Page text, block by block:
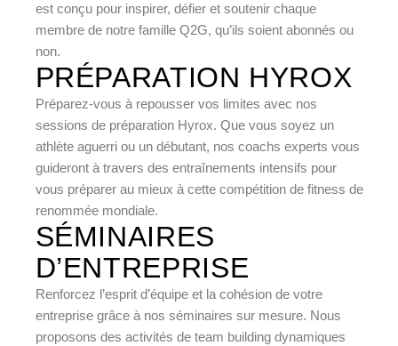
est conçu pour inspirer, défier et soutenir chaque
membre de notre famille Q2G, qu’ils soient abonnés ou
non.
PRÉPARATION HYROX
Préparez-vous à repousser vos limites avec nos
sessions de préparation Hyrox. Que vous soyez un
athlète aguerri ou un débutant, nos coachs experts vous
guideront à travers des entraînements intensifs pour
vous préparer au mieux à cette compétition de fitness de
renommée mondiale.
SÉMINAIRES
D’ENTREPRISE
Renforcez l’esprit d’équipe et la cohésion de votre
entreprise grâce à nos séminaires sur mesure. Nous
proposons des activités de team building dynamiques